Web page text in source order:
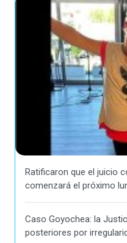
Ratificaron que el juicio
comenzará el próximo
Caso Goyochea: la
posteriores por